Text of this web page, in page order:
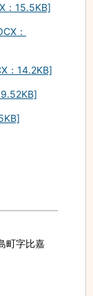
：15.5KB]
：
：14.2KB]
町字比嘉